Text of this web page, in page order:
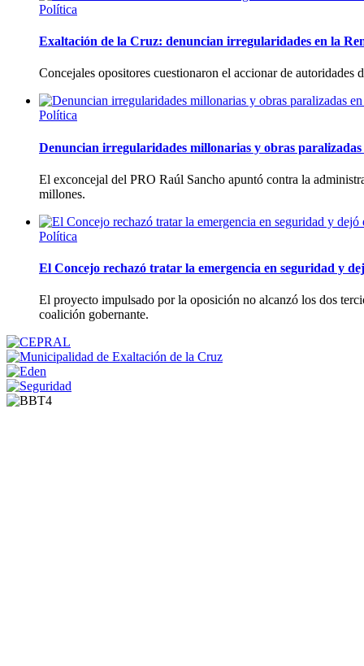
Política
Exaltación de la Cruz: denuncian irregularidades en la
Concejales opositores cuestionaron el accionar de
Política
Denuncian irregularidades millonarias y obras paralizadas
El exconcejal del PRO Raúl Sancho apuntó contra la
millones.
Política
El Concejo rechazó tratar la emergencia en seguridad y
El proyecto impulsado por la oposición no alcanzó los dos
coalición gobernante.